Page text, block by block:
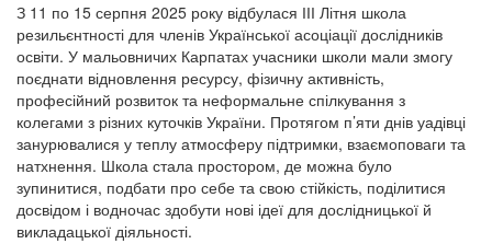
З 11 по 15 серпня 2025 року відбулася ІІІ Літня школа
резильєнтності для членів Української асоціації дослідників
освіти. У мальовничих Карпатах учасники школи мали змогу
поєднати відновлення ресурсу, фізичну активність,
професійний розвиток та неформальне спілкування з
колегами з різних куточків України. Протягом п’яти днів уадівці
занурювалися у теплу атмосферу підтримки, взаємоповаги та
натхнення. Школа стала простором, де можна було
зупинитися, подбати про себе та свою стійкість, поділитися
досвідом і водночас здобути нові ідеї для дослідницької й
викладацької діяльності.